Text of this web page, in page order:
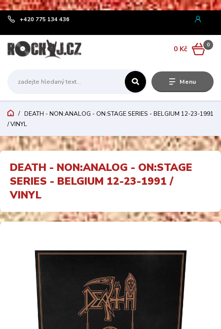
¨
Menu
+420 775 134 436
0
0 Kč
DEATH - NON:ANALOG - ON:STAGE SERIES - BELGIUM 12-23-1991
/ VINYL
DEATH - NON:ANALOG - ON:STAGE
SERIES - BELGIUM 12-23-1991 /
VINYL